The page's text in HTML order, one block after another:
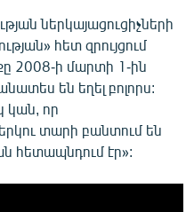
ներկայացուցիչների
հետ զրույցում
2008-ի մարտի 1-ին
են եղել բոլորս:
կան, որ
տարի բանտում են
հետապնդում էր»: